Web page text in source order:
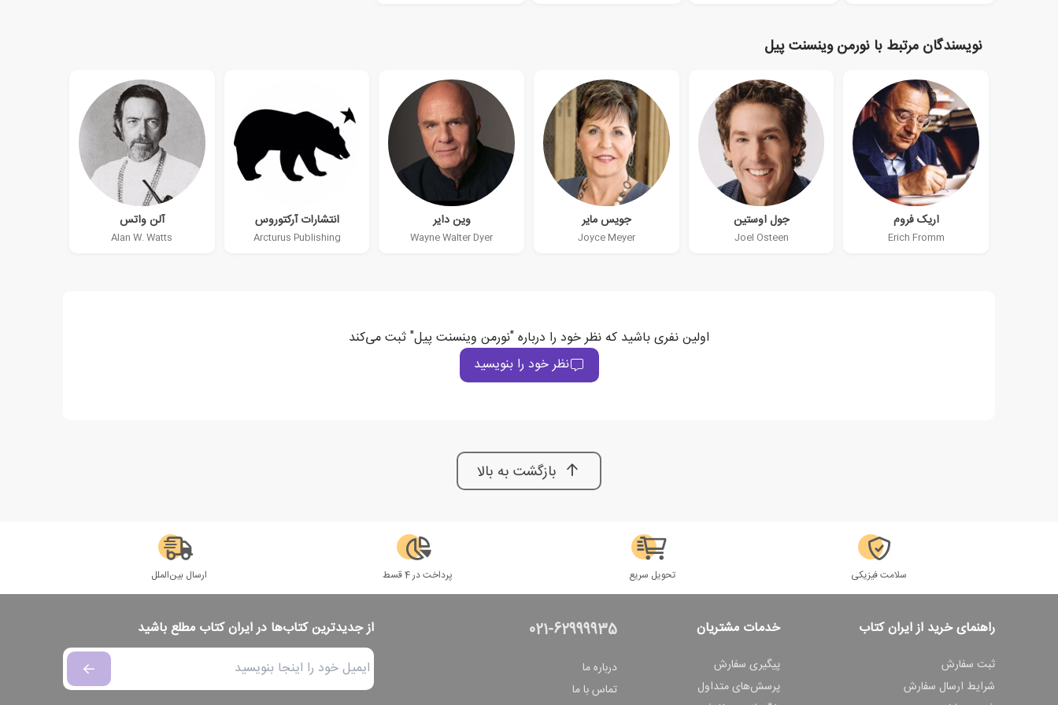
نویسندگان مرتبط با نورمن وینسنت پیل
اریک فروم
Erich Fromm
جول اوستین
Joel Osteen
جویس مایر
Joyce Meyer
وین دایر
Wayne Walter Dyer
انتشارات آرکتوروس
Arcturus Publishing
آلن واتس
Alan W. Watts
اولین نفری باشید که نظر خود را درباره "نورمن وینسنت پیل" ثبت می‌کند
نظر خود را بنویسید
بازگشت به بالا
سلامت فیزیکی تحویل سریع پرداخت در 4 قسط ارسال بین‌الملل
راهنمای خرید از ایران کتاب
ثبت سفارش
شرایط ارسال سفارش
خدمات مشتریان
پیگیری سفارش
پرسش‌های متداول
021-62999935
درباره ما
تماس با ما
از جدیدترین کتاب‌ها در ایران کتاب مطلع باشید